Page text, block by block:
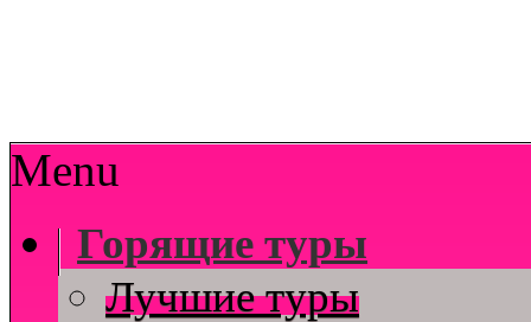
Menu
Горящие туры
Лучшие туры